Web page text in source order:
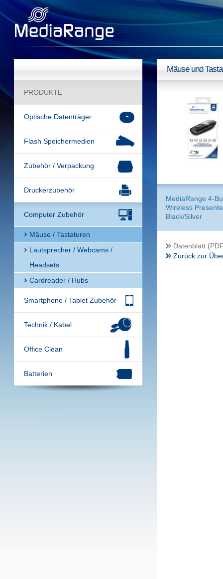
PRODUKTE
Optische Datenträger
Flash Speichermedien
Zubehör / Verpackung
Druckerzubehör
Computer Zubehör
Mäuse / Tastaturen
Lautsprecher / Webcams /
Headsets
Cardreader / Hubs
Smartphone / Tablet Zubehör
Technik / Kabel
Office Clean
Batterien
Mäuse und
MediaRange 4-
Wireless
Black/Silver
Datenblatt
Zurück zur